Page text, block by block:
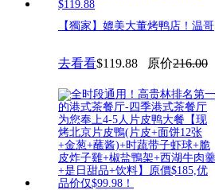
【獨家】媲美大董烤鸭店！温哥
烤
去看看$119.88 原价216.00